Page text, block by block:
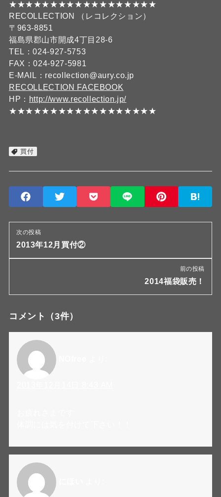
★★★★★★★★★★★★★★★★★★
RECOLLECTION （レコレクション）
〒963-8851
福島県郡山市開成4丁目28-6
TEL：024-927-5753
FAX：024-927-5981
E-MAIL：recollection@aury.co.jp
RECOLLECTION FACEBOOK
HP： http://www.recollection.jp/
★★★★★★★★★★★★★★★★★★
買付
次の投稿
2013年12月買付②
前の投稿
2014福袋販売！
コメント （3件）